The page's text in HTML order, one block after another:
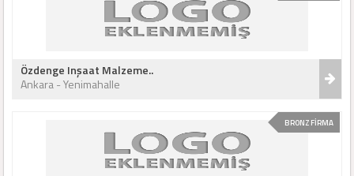
Özdenge Inşaat Malzeme..
Ankara - Yenimahalle
BRONZ FİRMA